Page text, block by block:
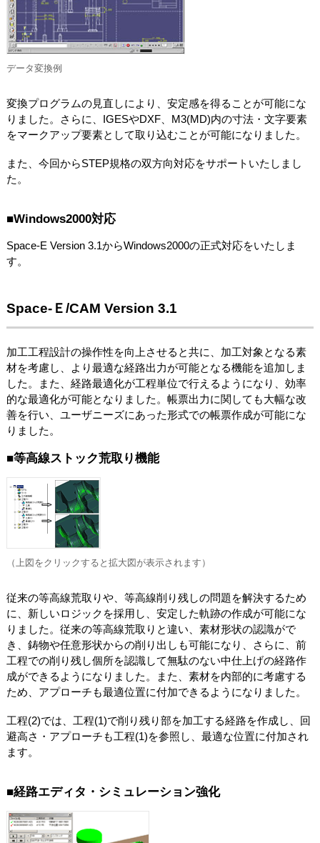
データ変換例
変換プログラムの見直しにより、安定感を得ることが可能にな
りました。さらに、IGESやDXF、M3(MD)内の寸法・文字要素
をマークアップ要素として取り込むことが可能になりました。
また、今回からSTEP規格の双方向対応をサポートいたしまし
た。
■Windows2000対応
Space-E Version 3.1からWindows2000の正式対応をいたしま
す。
Space-Ｅ/CAM Version 3.1
加工工程設計の操作性を向上させると共に、加工対象となる素
材を考慮し、より最適な経路出力が可能となる機能を追加しま
した。また、経路最適化が工程単位で行えるようになり、効率
的な最適化が可能となりました。帳票出力に関しても大幅な改
善を行い、ユーザニーズにあった形式での帳票作成が可能にな
りました。
■等高線ストック荒取り機能
（上図をクリックすると拡大図が表示されます）
従来の等高線荒取りや、等高線削り残しの問題を解決するため
に、新しいロジックを採用し、安定した軌跡の作成が可能にな
りました。従来の等高線荒取りと違い、素材形状の認識がで
き、鋳物や任意形状からの削り出しも可能になり、さらに、前
工程での削り残し個所を認識して無駄のない中仕上げの経路作
成ができるようになりました。また、素材を内部的に考慮する
ため、アプローチも最適位置に付加できるようになりました。
工程(2)では、工程(1)で削り残り部を加工する経路を作成し、回
避高さ・アプローチも工程(1)を参照し、最適な位置に付加され
ます。
■経路エディタ・シミュレーション強化